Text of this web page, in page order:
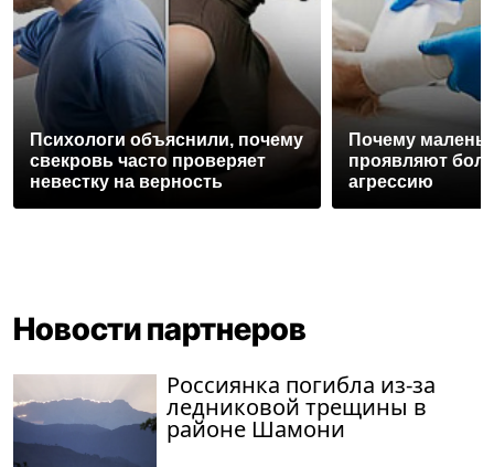
Психологи объяснили, почему
свекровь часто проверяет
невестку на верность
Почему
проявляют
агрессию
Новости партнеров
Россиянка погибла из-за
ледниковой трещины в
районе Шамони